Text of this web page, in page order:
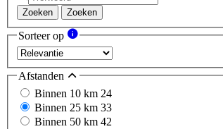
Zoeken Zoeken
Sorteer op
Afstanden
Binnen 10 km 24
Binnen 25 km 33
Binnen 50 km 42